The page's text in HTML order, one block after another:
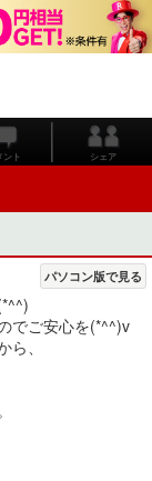
ント シェア
パソコン版で見る
でご安心を(*^^)v
、